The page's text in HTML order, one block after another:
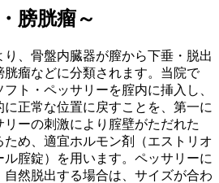
膀胱瘤～
、骨盤内臓器が膣から下垂・脱出
瘤などに分類されます。当院で
ト・ペッサリーを腟内に挿入し、
正常な位置に戻すことを、第一に
ーの刺激により腟壁がただれた
ため、適宜ホルモン剤（エストリオ
腟錠）を用います。ペッサリーに
自然脱出する場合は、サイズが合わ